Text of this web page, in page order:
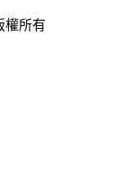
權所有